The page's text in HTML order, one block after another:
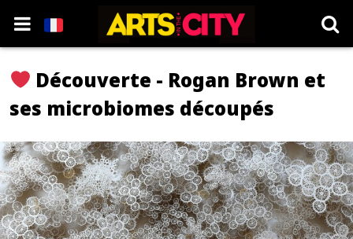
Découverte - Rogan Brown et
ses microbiomes découpés